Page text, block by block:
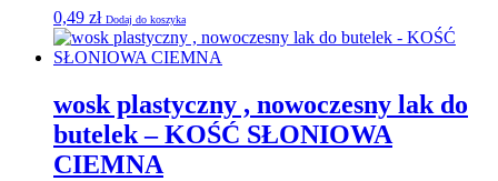
0,49 zł Dodaj do koszyka
wosk plastyczny , nowoczesny lak do
butelek – KOŚĆ SŁONIOWA
CIEMNA